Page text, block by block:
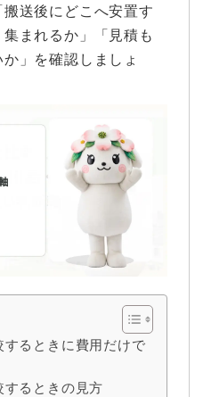
送後にどこへ安置す
まれるか」「見積も
」を確認しましょ
るときに費用だけで
るときの見方